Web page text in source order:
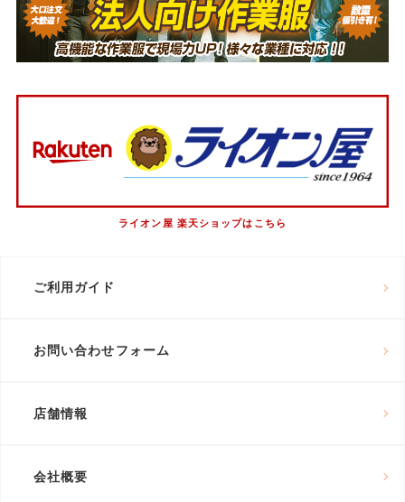
ライオン屋 楽天ショップはこちら
ご利用ガイド
お問い合わせフォーム
店舗情報
会社概要